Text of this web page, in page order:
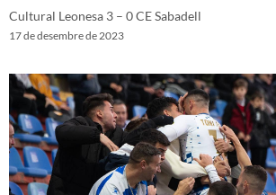
Cultural Leonesa 3 – 0 CE Sabadell
17 de desembre de 2023